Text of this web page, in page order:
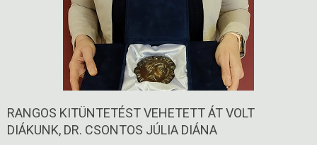
RANGOS KITÜNTETÉST VEHETETT ÁT VOLT
DIÁKUNK, DR. CSONTOS JÚLIA DIÁNA